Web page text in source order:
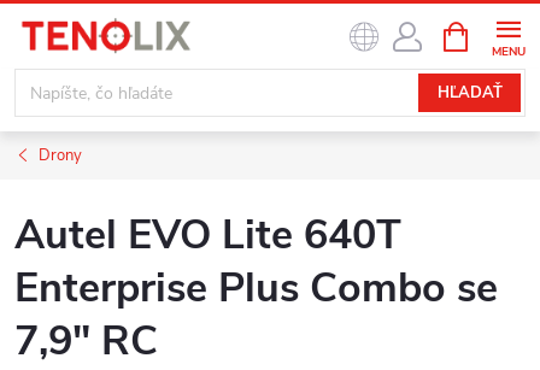
obsah
HĽADAŤ
KOŠÍK
Drony
Autel EVO Lite 640T
Enterprise Plus Combo se
7,9" RC